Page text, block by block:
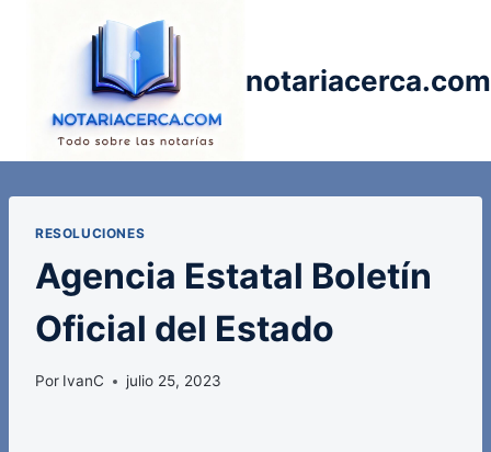
notariacerca.com
RESOLUCIONES
Agencia Estatal Boletín
Oficial del Estado
Por IvanC julio 25, 2023